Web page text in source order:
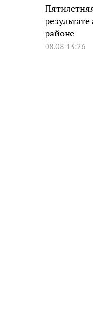
районе
08.08 13:26